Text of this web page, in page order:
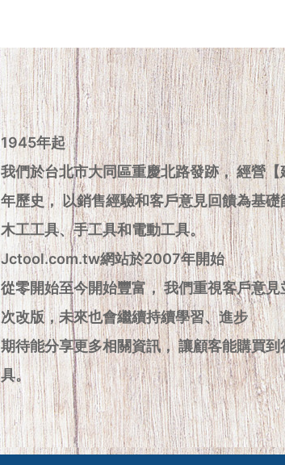
1945年起
我們於台北市大同區重慶北路發跡， 經營
年歷史， 以銷售經驗和客戶意見回饋為基
木工工具、手工具和電動工具。
Jctool.com.tw網站於2007年開始
從零開始至今開始豐富， 我們重視客戶意
次改版，未來也會繼續持續學習、進步
期待能分享更多相關資訊， 讓顧客能購買
具。